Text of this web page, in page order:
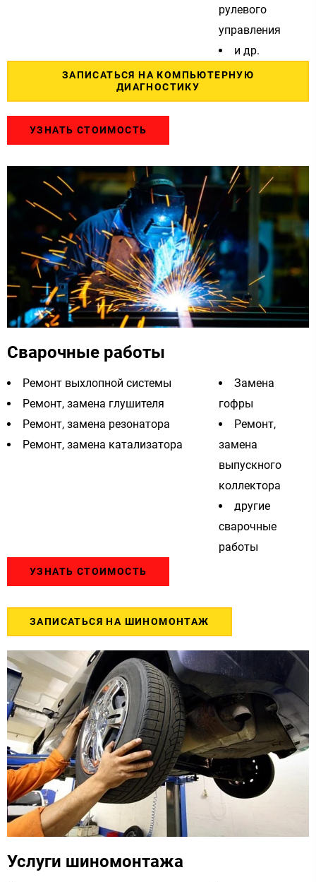
рулевого
управления
и др.
ЗАПИСАТЬСЯ НА КОМПЬЮТЕРНУЮ
ДИАГНОСТИКУ
УЗНАТЬ СТОИМОСТЬ
Сварочные работы
Ремонт выхлопной системы
Ремонт, замена глушителя
Ремонт, замена резонатора
Ремонт, замена катализатора
Замена
гофры
Ремонт,
замена
выпускного
коллектора
другие
сварочные
работы
УЗНАТЬ СТОИМОСТЬ
ЗАПИСАТЬСЯ НА ШИНОМОНТАЖ
Услуги шиномонтажа